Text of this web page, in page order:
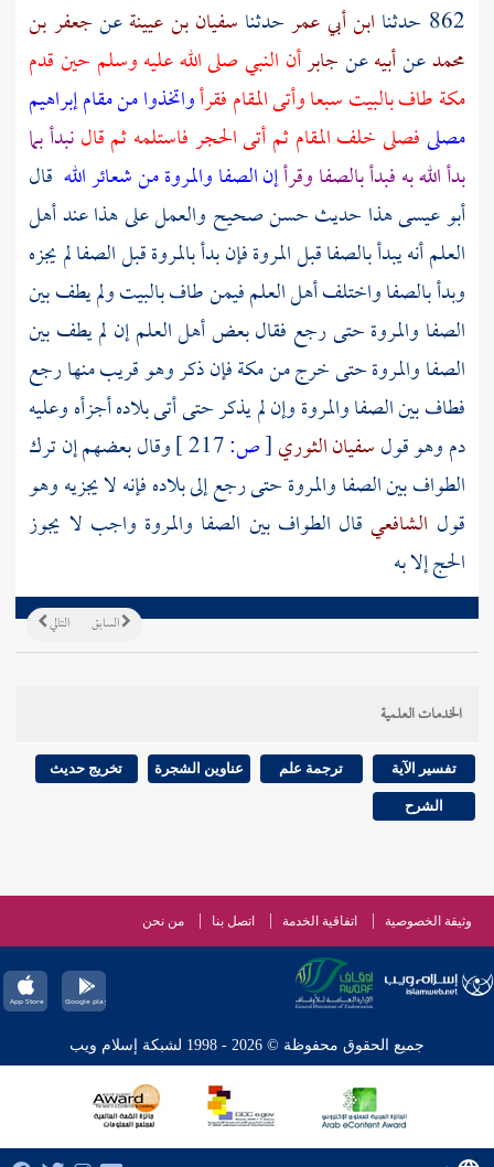
862 حدثنا
ابن أبي عمرحدثنا سفيان بن عيينةعنجعفر بن
محمدعنأبيهعنجابرأن النبي صلى الله عليه وسلم حين قدم
مكةطافبالبيتسبعا وأتىالمقامفقرأواتخذوا منمقامإبراهيم
مصلىفصلى خلفالمقامثم أتى الحجر فاستلمه ثم قالنبدأ بما
بدأ الله به فبدأبالصفاوقرأإنالصفاوالمروةمن شعائر الله قال
أبو عيسى هذا حديث حسن صحيح والعمل على هذا عند أهل
العلم أنه يبدأبالصفاقبلالمروةفإن بدأبالمروةقبلالصفالم يجزه
وبدأبالصفاواختلف أهل العلم فيمن طافبالبيتولم يطف بين
الصفا والمروةحتى رجع فقال بعض أهل العلم إن لم يطف بين
الصفاوالمروةحتى خرج منمكةفإن ذكر وهو قريب منها رجع
فطاف بينالصفاوالمروةوإن لم يذكر حتى أتى بلاده أجزأه وعليه
دم وهو قولسفيان الثوري[ص:
وقال بعضهم إن ترك
الطواف بينالصفاوالمروةحتى رجع إلى بلاده فإنه لا يجزيه وهو
قول الشافعي قال الطواف بين الصفا والمروة واجب لا يجوز
الحج إلا به
التالي السابق
الخدمات العلمية
تفسير الآية ترجمة علم عناوين الشجرة تخريج حديث
الشرح
وثيقة الخصوصية اتفاقية الخدمة اتصل بنا من نحن
جميع الحقوق محفوظة © 2026 - 1998 لشبكة إسلام ويب